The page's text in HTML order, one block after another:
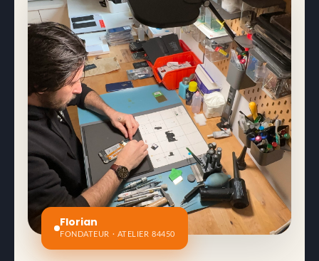
Florian
FONDATEUR · ATELIER 84450